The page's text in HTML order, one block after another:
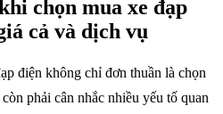
chọn mua xe đạp
cả và dịch vụ
điện không chỉ đơn thuần là chọn
phải cân nhắc nhiều yếu tố quan